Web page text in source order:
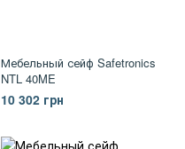
Мебельный сейф Safetronics
NTL 40ME
10 302 грн